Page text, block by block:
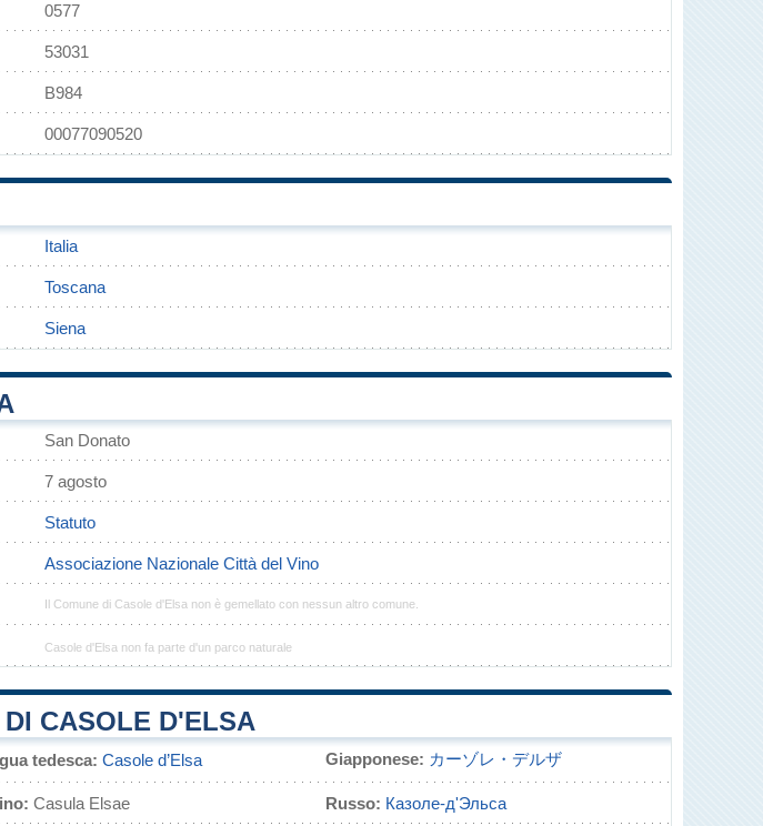
0577
53031
B984
00077090520
Italia
Toscana
Siena
San Donato
7 agosto
Statuto
Associazione Nazionale Città del Vino
Il Comune di Casole d'Elsa non è gemellato con nessun altro comune.
Casole d'Elsa non fa parte d'un parco naturale
CASOLE D'ELSA
tedesca: Casole d’Elsa Giapponese: カーゾレ・デルザ
Casula Elsae Russo: Казоле-д'Эльса